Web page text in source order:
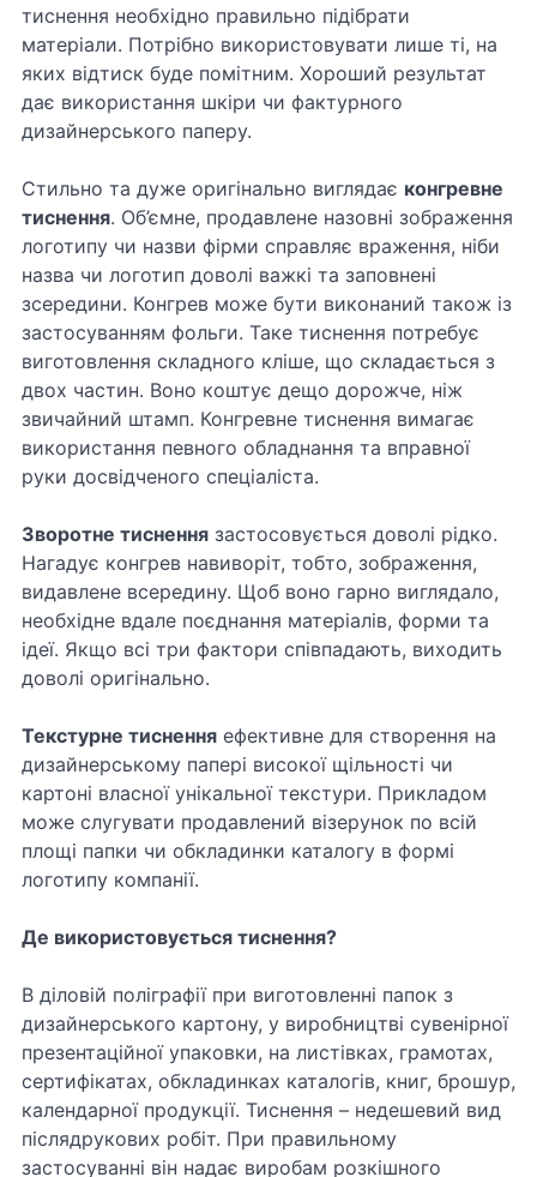
тиснення необхідно правильно підібрати
матеріали. Потрібно використовувати лише ті, на
яких відтиск буде помітним. Хороший результат
дає використання шкіри чи фактурного
дизайнерського паперу.
Стильно та дуже оригінально виглядає конгревне
тиснення. Об’ємне, продавлене назовні зображення
логотипу чи назви фірми справляє враження, ніби
назва чи логотип доволі важкі та заповнені
зсередини. Конгрев може бути виконаний також із
застосуванням фольги. Таке тиснення потребує
виготовлення складного кліше, що складається з
двох частин. Воно коштує дещо дорожче, ніж
звичайний штамп. Конгревне тиснення вимагає
використання певного обладнання та вправної
руки досвідченого спеціаліста.
Зворотне тиснення застосовується доволі рідко.
Нагадує конгрев навиворіт, тобто, зображення,
видавлене всередину. Щоб воно гарно виглядало,
необхідне вдале поєднання матеріалів, форми та
ідеї. Якщо всі три фактори співпадають, виходить
доволі оригінально.
Текстурне тиснення ефективне для створення на
дизайнерському папері високої щільності чи
картоні власної унікальної текстури. Прикладом
може слугувати продавлений візерунок по всій
площі папки чи обкладинки каталогу в формі
логотипу компанії.
Де використовується тиснення?
В діловій поліграфії при виготовленні папок з
дизайнерського картону, у виробництві сувенірної
презентаційної упаковки, на листівках, грамотах,
сертифікатах, обкладинках каталогів, книг, брошур,
календарної продукції. Тиснення – недешевий вид
післядрукових робіт. При правильному
застосуванні він надає виробам розкішного